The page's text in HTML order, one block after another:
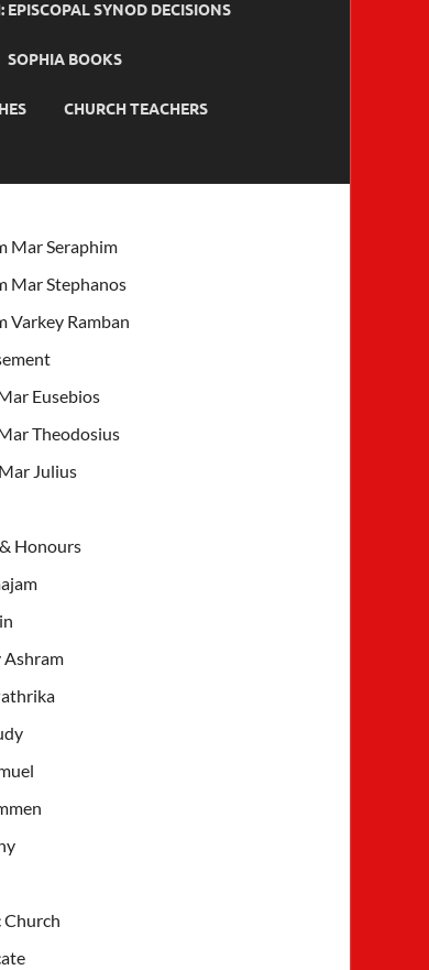
SYNOD DECISIONS
SOPHIA BOOKS
CHURCH TEACHERS
Mar Seraphim
Mar Stephanos
Varkey Ramban
Eusebios
Theodosius
Julius
Honours
Ashram